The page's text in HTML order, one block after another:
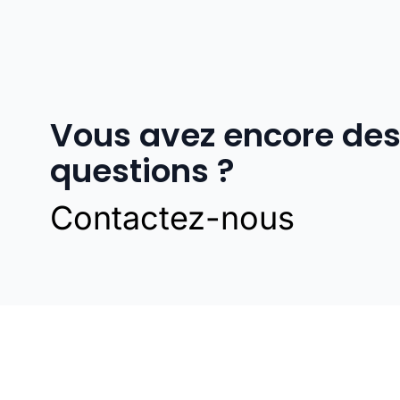
Vous avez encore des
questions ?
Contactez-nous